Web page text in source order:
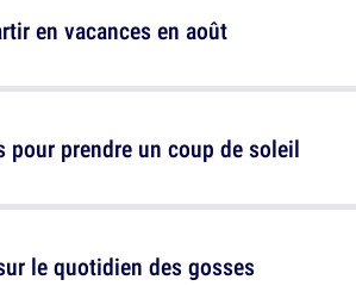
pour prendre un coup de soleil
en vacances en août
le quotidien des gosses